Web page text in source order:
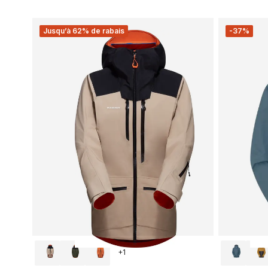
Jusqu’à 62% de rabais
+1
-37%